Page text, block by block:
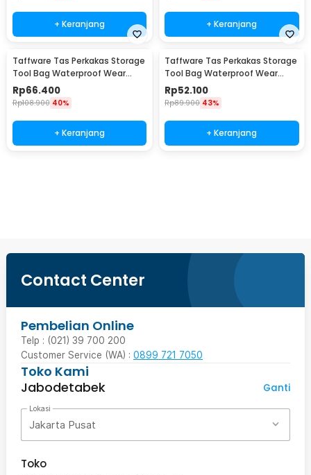
+ Keranjang + Keranjang
Taffware Tas Perkakas Storage
Tool Bag Waterproof Wear
Resistant 16 Inch - A03403
Rp66.400
Rp108.900 40%
+ Keranjang
Taffware Tas Perkakas Storage
Tool Bag Waterproof Wear
Resistant 13 Inch - A03403
Rp52.100
Rp89.900 43%
+ Keranjang
Contact Center
Pembelian Online
Telp : (021) 39 700 200
Customer Service (WA) : 0899 721 7050
Toko Kami
Jabodetabek
Ganti
Lokasi
Jakarta Pusat
Toko